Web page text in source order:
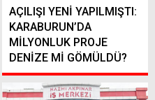
AÇILIŞI YENİ YAPILMIŞTI:
KARABURUN’DA
MİLYONLUK PROJE
DENİZE Mİ GÖMÜLDÜ?